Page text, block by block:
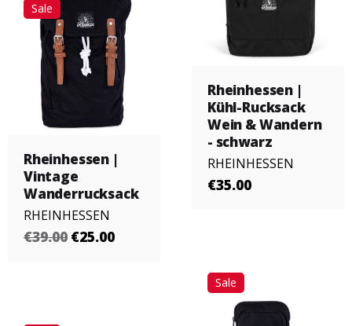
Rheinhessen |
Kühl-Rucksack
Wein & Wandern
- schwarz
RHEINHESSEN
€35.00
Sale
Rheinhessen |
Vintage
Wanderrucksack
RHEINHESSEN
€39.00 €25.00
Sale